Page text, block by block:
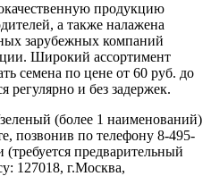
продукцию
а также налажена
зарубежных компаний
Широкий ассортимент
семена по цене от 60 руб. до
регулярно и без задержек.
(более 1 наименований)
позвонив по телефону 8-495-
предварительный
127018, г.Москва,